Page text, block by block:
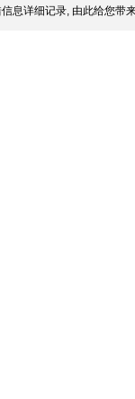
息详细记录, 由此给您带